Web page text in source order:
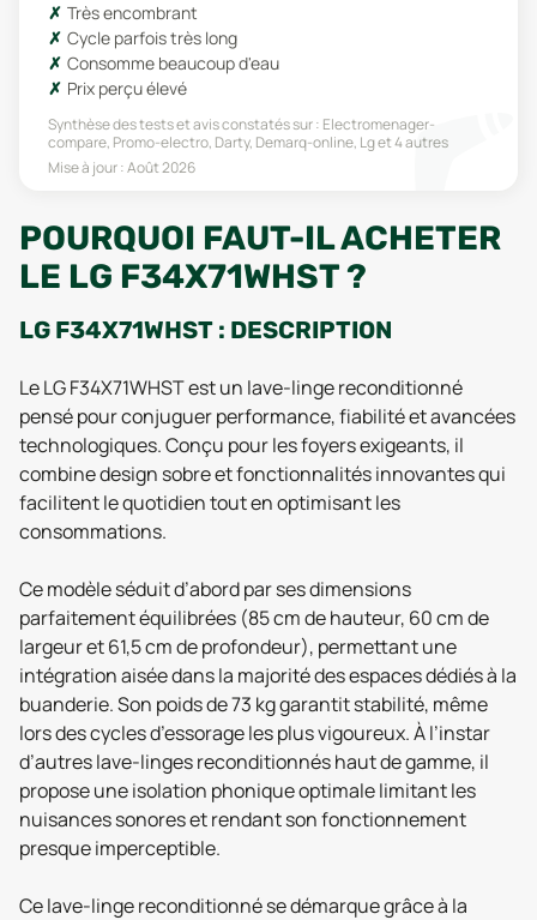
Très encombrant
Cycle parfois très long
Consomme beaucoup d'eau
Prix perçu élevé
Synthèse des tests et avis constatés sur : Electromenager-
compare, Promo-electro, Darty, Demarq-online, Lget 4 autres
Mise à jour :Août 2026
POURQUOI FAUT-IL ACHETER
LE LG F34X71WHST ?
LG F34X71WHST : DESCRIPTION
Le LG F34X71WHST est un lave-linge reconditionné
pensé pour conjuguer performance, fiabilité et avancées
technologiques. Conçu pour les foyers exigeants, il
combine design sobre et fonctionnalités innovantes qui
facilitent le quotidien tout en optimisant les
consommations.
Ce modèle séduit d’abord par ses dimensions
parfaitement équilibrées (85 cm de hauteur, 60 cm de
largeur et 61,5 cm de profondeur), permettant une
intégration aisée dans la majorité des espaces dédiés à la
buanderie. Son poids de 73 kg garantit stabilité, même
lors des cycles d’essorage les plus vigoureux. À l’instar
d’autres lave-linges reconditionnés haut de gamme, il
propose une isolation phonique optimale limitant les
nuisances sonores et rendant son fonctionnement
presque imperceptible.
Ce lave-linge reconditionné se démarque grâce à la